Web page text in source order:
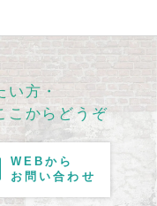
方・
こからどうぞ
WEBから
お問い合わせ